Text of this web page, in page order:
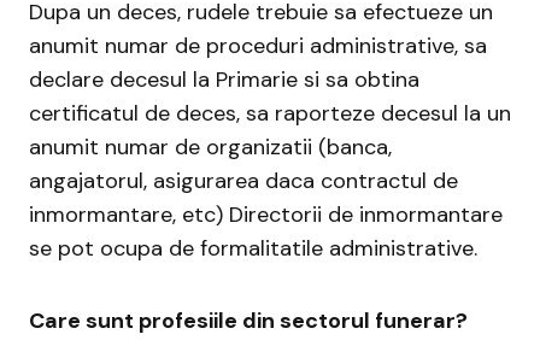
Dupa un deces, rudele trebuie sa efectueze un
anumit numar de proceduri administrative, sa
declare decesul la Primarie si sa obtina
certificatul de deces, sa raporteze decesul la un
anumit numar de organizatii (banca,
angajatorul, asigurarea daca contractul de
inmormantare, etc) Directorii de inmormantare
se pot ocupa de formalitatile administrative.
Care sunt profesiile din sectorul funerar?